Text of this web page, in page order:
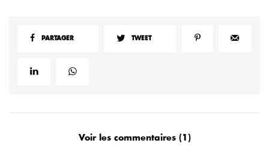
PARTAGER TWEET
Voir les commentaires (1)